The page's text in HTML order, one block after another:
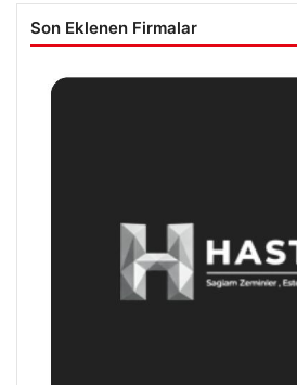
Son Eklenen Firmalar